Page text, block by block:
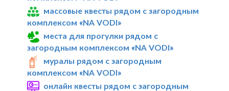
массовые квесты рядом с загородным
комплексом «NA VODI»
места для прогулки рядом с
загородным комплексом «NA VODI»
муралы рядом с загородным
комплексом «NA VODI»
онлайн квесты рядом с загородным